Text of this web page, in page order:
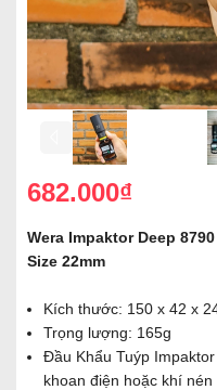
682.000₫
Wera Impaktor Deep
Size 22mm
Kích thước: 150 x 42 x
Trọng lượng: 165g
Đầu Khẩu Tuýp
khoan điện hoặc khí nén